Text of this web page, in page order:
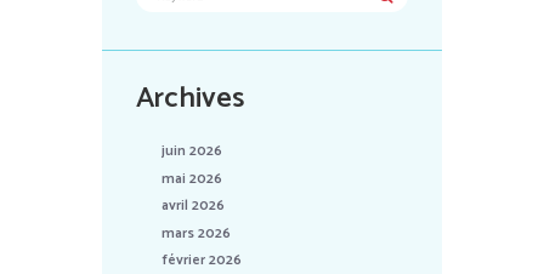
Archives
juin 2026
mai 2026
avril 2026
mars 2026
février 2026